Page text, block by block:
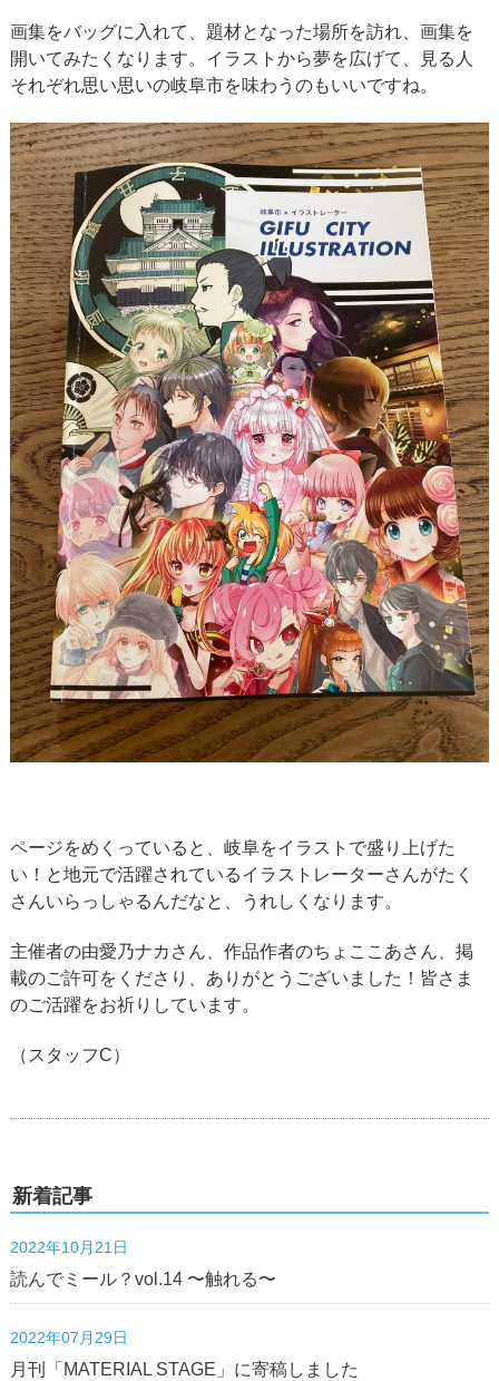
画集をバッグに入れて、題材となった場所を訪れ、画集を
開いてみたくなります。イラストから夢を広げて、見る人
それぞれ思い思いの岐阜市を味わうのもいいですね。
ページをめくっていると、岐阜をイラストで盛り上げた
い！と地元で活躍されているイラストレーターさんがたく
さんいらっしゃるんだなと、うれしくなります。
主催者の由愛乃ナカさん、作品作者のちょここあさん、掲
載のご許可をくださり、ありがとうございました！皆さま
のご活躍をお祈りしています。
（スタッフC）
新着記事
2022年10月21日
読んでミール？vol.14 〜触れる〜
2022年07月29日
月刊「MATERIAL STAGE」に寄稿しました